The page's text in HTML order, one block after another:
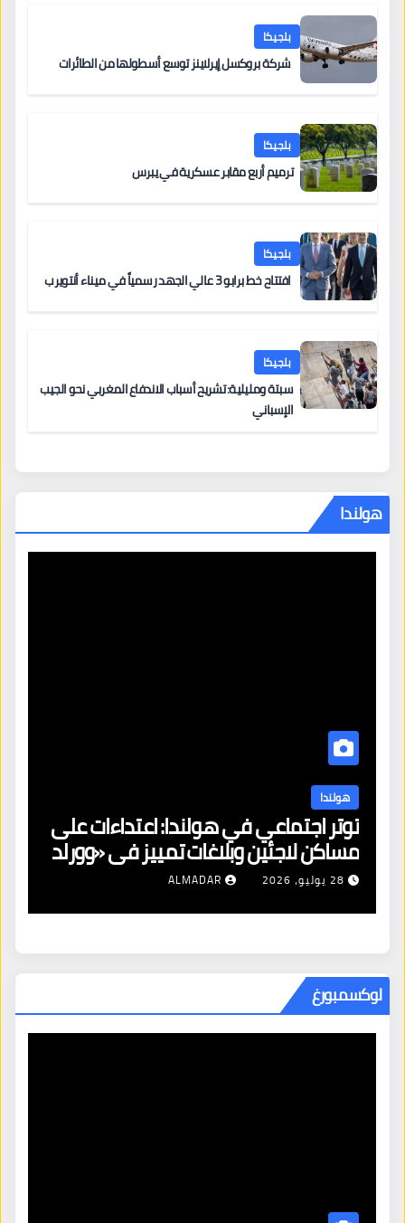
بلجيكا
شركة بروكسل إيرلاينز توسع أسطولها من الطائرات
بلجيكا
ترميم أربع مقابر عسكرية في يبرس
بلجيكا
افتتاح خط برابو 3 عالي الجهد رسمياً في ميناء أنتويرب
بلجيكا
سبتة ومليلية: تشريح أسباب الاندفاع المغربي نحو الجيب
الإسباني
هولندا
هولندا
توتر اجتماعي في هولندا: اعتداءات على
مساكن لاجئين وبلاغات تمييز في «وورلد
برايد»
28 يوليو، 2026 ALMADAR
لوكسمبورغ